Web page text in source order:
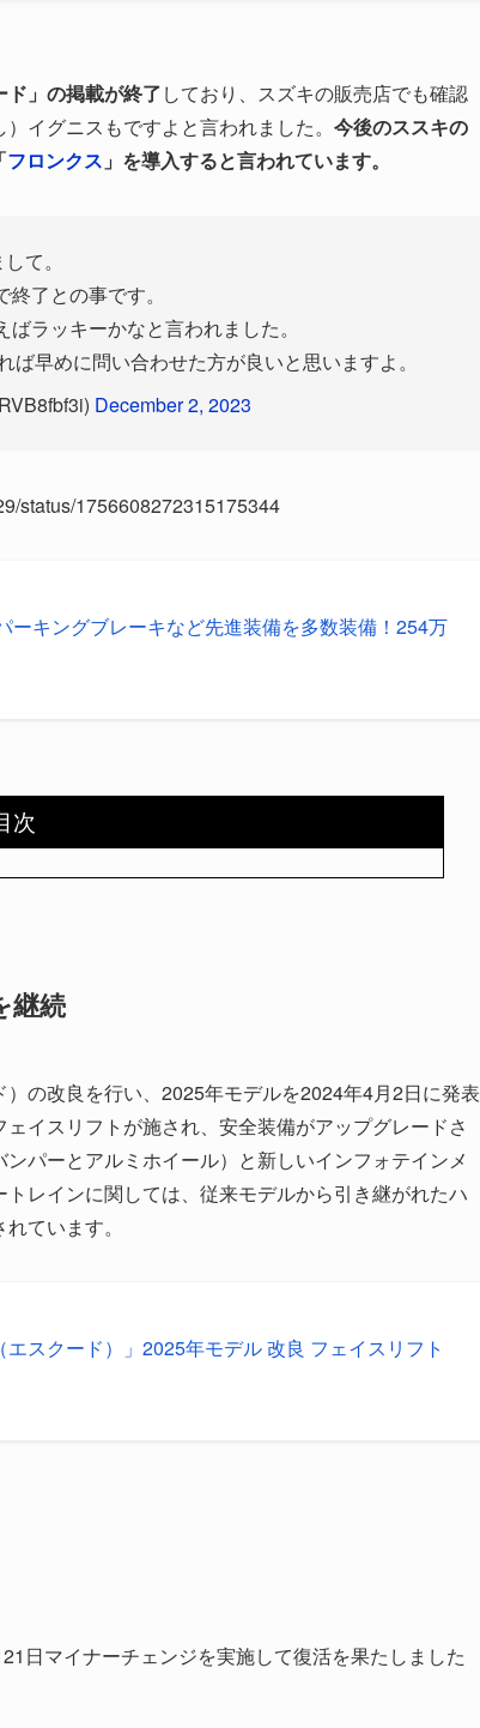
」の掲載が終了しており、スズキの販売店でも確認
イグニスもですよと言われました。 今後のススキの
フロンクス 」を導入すると言われています。
て。
了との事です。
ラッキーかなと言われました。
早めに問い合わせた方が良いと思いますよ。
December 2, 2023
status/1756608272315175344
ーキングブレーキなど先進装備を多数装備！254万
次
継続
の改良を行い、2025年モデルを2024年4月2日に発表
イスリフトが施され、安全装備がアップグレードさ
パーとアルミホイール）と新しいインフォテインメ
レインに関しては、従来モデルから引き継がれたハ
ています。
スクード）」2025年モデル 改良 フェイスリフト
日マイナーチェンジを実施して復活を果たしました